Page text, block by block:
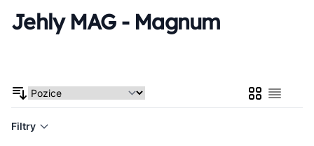
Jehly MAG - Magnum
MřížkaSeznam
Filtry